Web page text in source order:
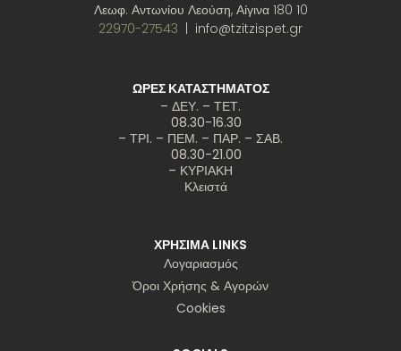
Λεωφ. Αντωνίου Λεούση, Αίγινα 180 10
22970-27543 | info@tzitzispet.gr
ΩΡΕΣ ΚΑΤΑΣΤΗΜΑΤΟΣ
– ΔΕΥ. – ΤΕΤ.
08.30-16.30
– ΤΡΙ. – ΠΕΜ. – ΠΑΡ. – ΣΑΒ.
08.30-21.00
– ΚΥΡΙΑΚΗ
Κλειστά
ΧΡΗΣΙΜΑ LINKS
Λογαριασμός
Όροι Χρήσης & Αγορών
Cookies